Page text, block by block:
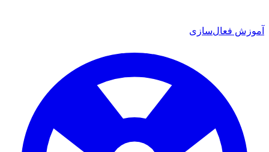
آموزش فعال‌سازی